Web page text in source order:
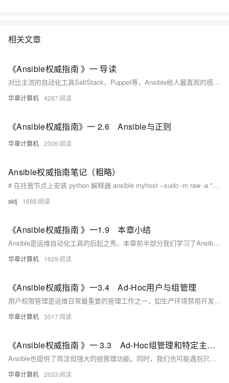
相关文章
《Ansible权威指南 》一 导读
对比主流的自动化工具SaltStack、Puppet等，Ansible给人最直观的感觉就是比较简单，而这也是笔者选择使用Ansible最重要的理由之一。因为笔者一直认为每个人精力有限，如腾讯早期的Ops技能培训希望个人同时兼备Ops和Dev的战略，但直到现在身边真正同时具备Dev和Ops能力于一身的人凤毛麟角。
华章计算机 4287
《Ansible权威指南》一 2.6 Ansible与正则
华章计算机 2006
Ansible权威指南笔记（粗略）
# 在托管节点上安装 python 解释器 ansible myhost --sudo -m raw -a "yum install -y python2 python-simplejson" # 各个平台上安装 ansible http://www.
sktj 1688
《Ansible权威指南 》一1.9 本章小结
Ansible是运维自动化工具的后起之秀。本章前半部分我们学习了Ansible是什么，底层通信发展史，Ansible发展历程等概念性知识。后半部分我们详细介绍了Ansible安装部署方式，同时考虑本地复杂环境可能导致的部署问题，本章后半部分我们也引申介绍了Python多环境扩展管理，以方便大家应对部署过程中可能出现的各类问题。
华章计算机 1629
《Ansible权威指南 》一3.4 Ad-Hoc用户与组管理
用户权限管理是运维日常最重要的管理工作之一，如生产环境禁用开发和测试人员登录变更，但测试环境的用户权限仍需耗费精力维护，这项工作大公司也存在（将测试环境交给测试或开发管理并不是每个公司都能做到的，但未来是趋势）。
华章计算机 3017
《Ansible权威指南 》一 3.3 Ad-Hoc组管理和特定主机变更
Ansible也提供了简洁但强大的组管理功能。同时，我们也可能遇到只针对这组主机中一台或某些主机做变更的场景，针对这些复杂多变的企业场景，本节我们将深入了解Ad-Hoc组管理和特定主机变更，进一步了解Ansible如何应对复杂多变的企业环境。
华章计算机 2653